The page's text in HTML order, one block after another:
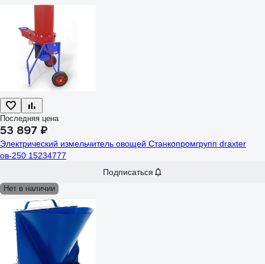
Последняя цена
53 897 ₽
Электрический измельчитель овощей Станкопромгрупп draxter
ов-250 15234777
Подписаться
Нет в наличии